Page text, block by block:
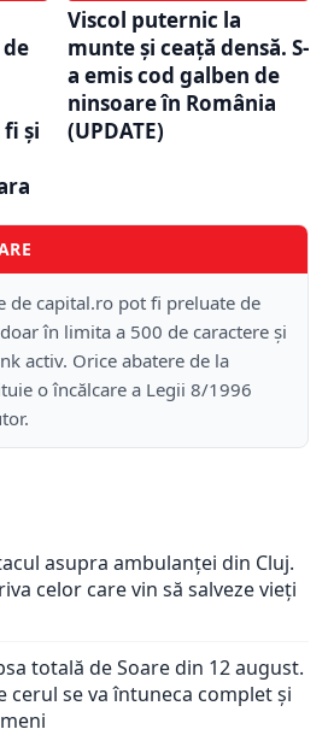
și
Viscol puternic la
munte și ceață densă. S-
a emis cod galben de
ninsoare în România
(UPDATE)
de capital.ro pot fi preluate de
în limita a 500 de caractere și
activ. Orice abatere de la
o încălcare a Legii 8/1996
asupra ambulanței din Cluj.
celor care vin să salveze vieți
totală de Soare din 12 august.
cerul se va întuneca complet și